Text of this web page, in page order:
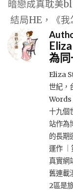
暗戀成真耽美
結局HE，《我
為同
Eliza
世紀，
Words
十九個
站作為
的長期
運作
真實網
舊連載
2區是